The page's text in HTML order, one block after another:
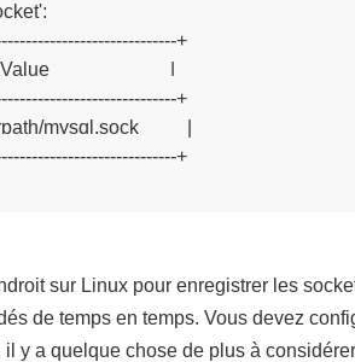
+
|
+
mysql.sock          |
+
sur Linux pour enregistrer les
de temps en temps. Vous devez
y a quelque chose de plus à